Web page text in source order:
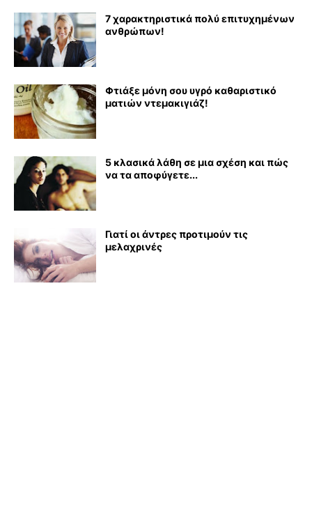
7 χαρακτηριστικά πολύ επιτυχημένων
ανθρώπων!
Φτιάξε μόνη σου υγρό καθαριστικό
ματιών ντεμακιγιάζ!
5 κλασικά λάθη σε μια σχέση και πώς
να τα αποφύγετε...
Γιατί οι άντρες προτιμούν τις
μελαχρινές